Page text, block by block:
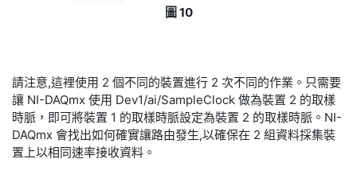
圖 10
請注意,這裡使用 2 個不同的裝置進行 2 次不同的作業。只需要
讓 NI-DAQmx 使用 Dev1/ai/SampleClock 做為裝置 2 的取樣
時脈，即可將裝置 1 的取樣時脈設定為裝置 2 的取樣時脈。NI-
DAQmx 會找出如何確實讓路由發生,以確保在 2 組資料採集裝
置上以相同速率接收資料。